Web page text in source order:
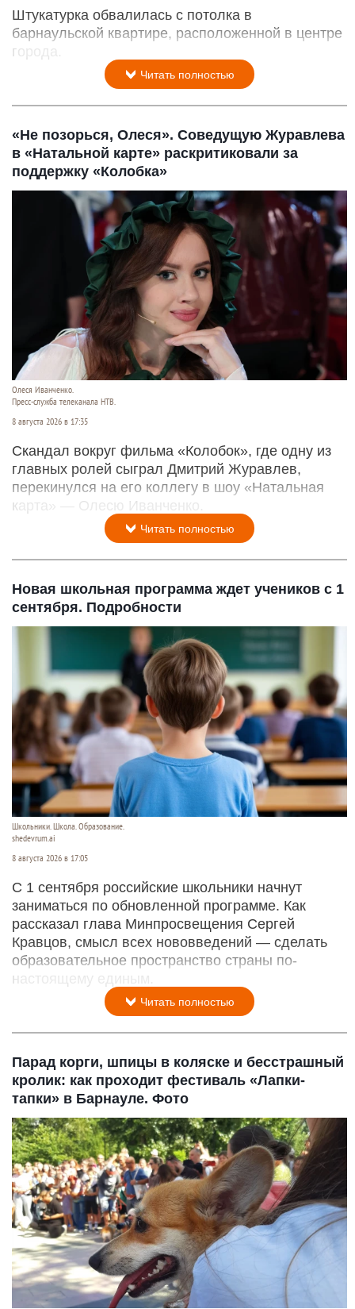
Штукатурка обвалилась с потолка в
барнаульской квартире, расположенной в центре
города.
Читать полностью
«Не позорься, Олеся». Соведущую Журавлева
в «Натальной карте» раскритиковали за
поддержку «Колобка»
Олеся Иванченко.
Пресс-служба телеканала НТВ.
8 августа 2026 в 17:35
Скандал вокруг фильма «Колобок», где одну из
главных ролей сыграл Дмитрий Журавлев,
перекинулся на его коллегу в шоу «Натальная
карта» — Олесю Иванченко.
Читать полностью
Новая школьная программа ждет учеников с 1
сентября. Подробности
Школьники. Школа. Образование.
shedevrum.ai
8 августа 2026 в 17:05
С 1 сентября российские школьники начнут
заниматься по обновленной программе. Как
рассказал глава Минпросвещения Сергей
Кравцов, смысл всех нововведений — сделать
образовательное пространство страны по-
настоящему единым.
Читать полностью
Парад корги, шпицы в коляске и бесстрашный
кролик: как проходит фестиваль «Лапки-
тапки» в Барнауле. Фото